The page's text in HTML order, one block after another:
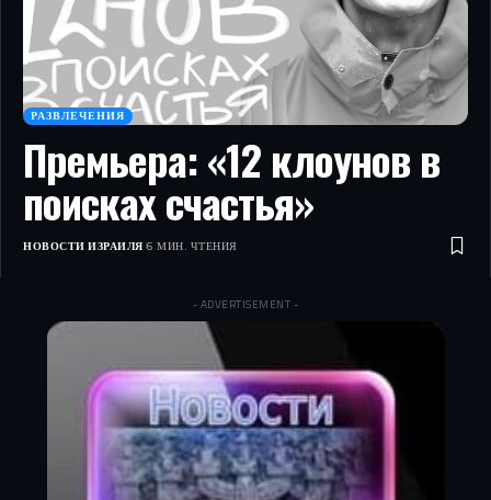
РАЗВЛЕЧЕНИЯ
Премьера: «12 клоунов в
поисках счастья»
НОВОСТИ ИЗРАИЛЯ 6 МИН. ЧТЕНИЯ
- ADVERTISEMENT -